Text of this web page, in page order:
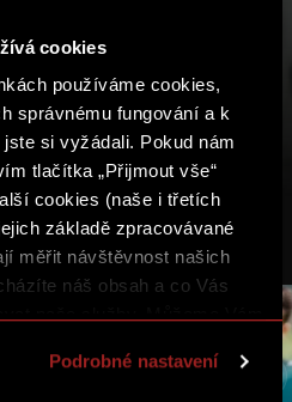
cookies
používáme cookies,
správnému fungování a k
si vyžádali. Pokud nám
tlačítka „Přijmout vše“
cookies (naše i třetích
základě zpracovávané
měřit návštěvnost našich
náš obsah a co Vás
preferencí. Jednotlivé
Podrobné nastavení
SEZNAM